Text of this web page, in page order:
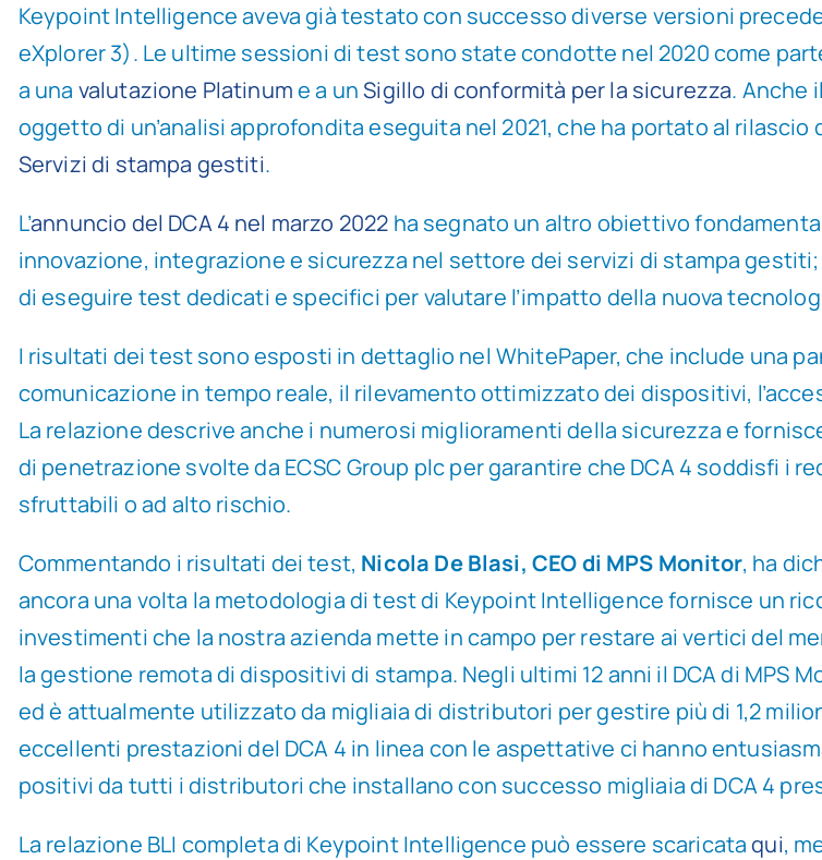
Keypoint Intelligence aveva già testato con successo diverse versioni
eXplorer 3). Le ultime sessioni di test sono state condotte nel 2020 come
a una valutazione Platinume a unSigillo di conformità per la sicurezza. Anche
oggetto di un’analisi approfondita eseguita nel 2021, che ha portato al rilascio
Servizi di stampa gestiti.
L’annuncio del DCA 4 nel marzo 2022 ha segnato un altro obiettivo
innovazione, integrazione e sicurezza nel settore dei servizi di stampa
di eseguire test dedicati e specifici per valutare l’impatto della nuova
I risultati dei test sono esposti in dettaglio nel WhitePaper, che include una
comunicazione in tempo reale, il rilevamento ottimizzato dei dispositivi,
La relazione descrive anche i numerosi miglioramenti della sicurezza e
di penetrazione svolte da ECSC Group plc per garantire che DCA 4 soddisfi i
sfruttabili o ad alto rischio.
Commentando i risultati dei test, Nicola De Blasi, CEO di MPS Monitor, ha
ancora una volta la metodologia di test di Keypoint Intelligence fornisce un
investimenti che la nostra azienda mette in campo per restare ai vertici del
la gestione remota di dispositivi di stampa. Negli ultimi 12 anni il DCA di
ed è attualmente utilizzato da migliaia di distributori per gestire più di 1,2
eccellenti prestazioni del DCA 4 in linea con le aspettative ci hanno
positivi da tutti i distributori che installano con successo migliaia di DCA 4
La relazione BLI completa di Keypoint Intelligence può essere scaricataqui,